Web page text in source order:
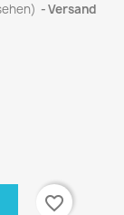
Versand
favorite_border